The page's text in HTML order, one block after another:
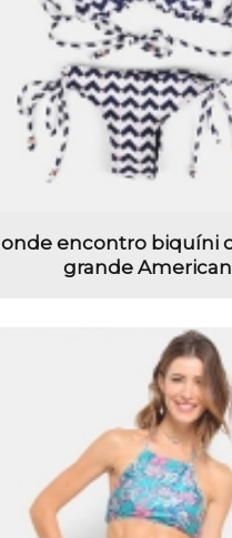
onde encontro biquíni
grande